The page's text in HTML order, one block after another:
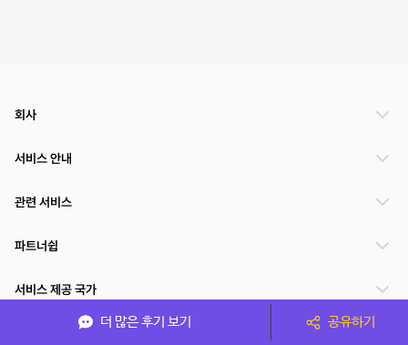
더 많은 후기 보기 공유하기
회사
서비스 안내
관련 서비스
파트너쉽
서비스 제공 국가